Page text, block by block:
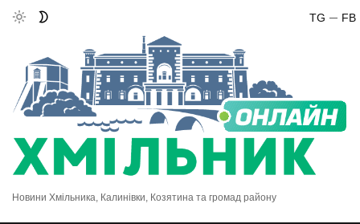
FB
TG
Новини Хмільника, Калинівки, Козятина та громад району